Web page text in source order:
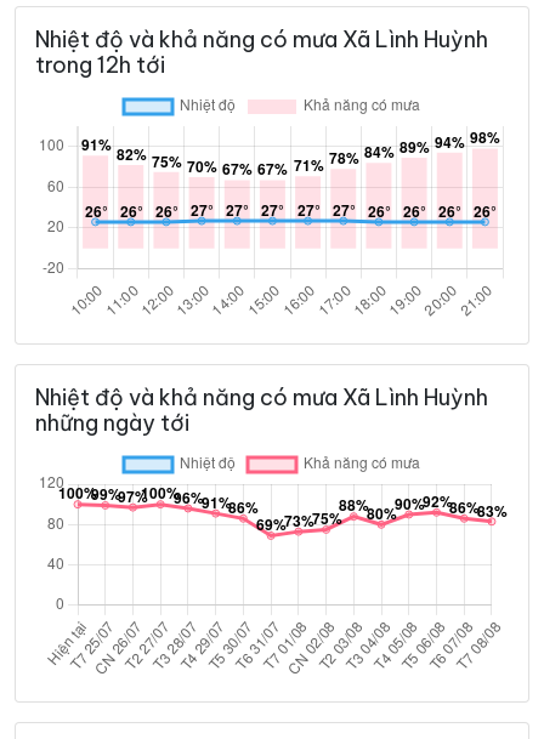
Nhiệt độ và khả năng có mưa Xã Lình Huỳnh
trong 12h tới
Nhiệt độ và khả năng có mưa Xã Lình Huỳnh
những ngày tới